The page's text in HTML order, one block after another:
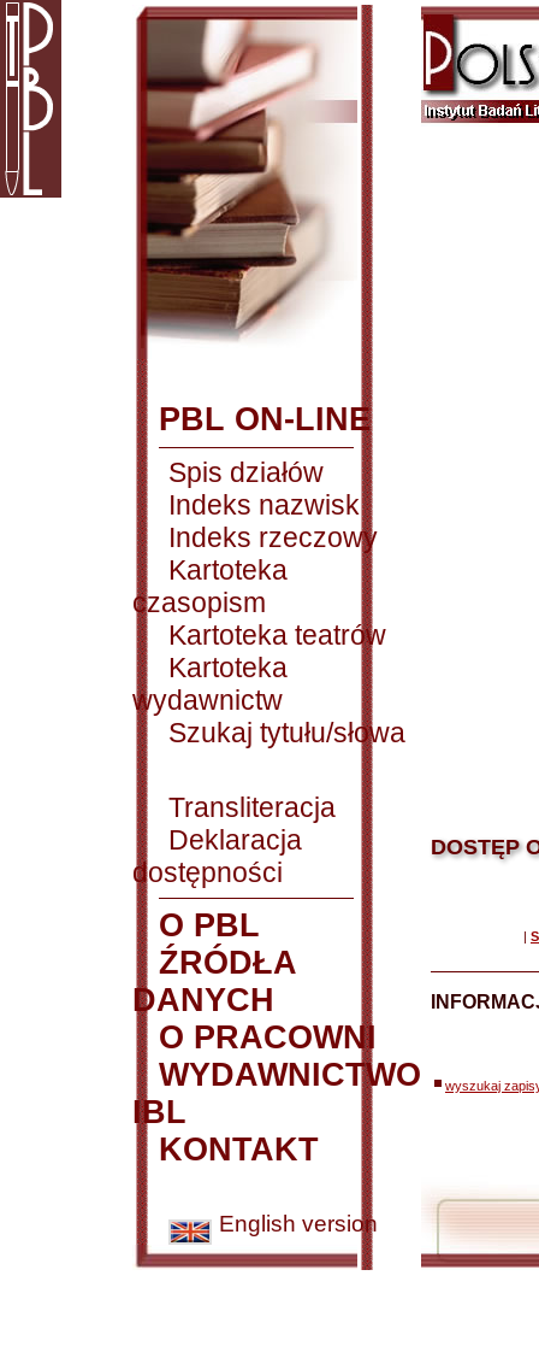
PBL ON-LINE
Spis działów
Indeks nazwisk
Indeks rzeczowy
Kartoteka
czasopism
Kartoteka teatrów
Kartoteka
wydawnictw
Szukaj tytułu/słowa
Transliteracja
Deklaracja
dostępności
O PBL
ŹRÓDŁA
DANYCH
O PRACOWNI
WYDAWNICTWO
IBL
KONTAKT
English version
DOSTĘP
|
wyszukaj